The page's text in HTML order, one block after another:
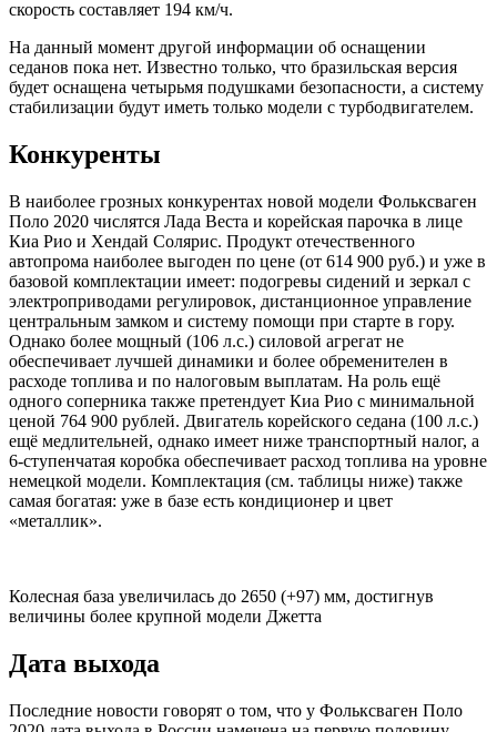
скорость составляет 194 км/ч.
На данный момент другой информации об оснащении
седанов пока нет. Известно только, что бразильская версия
будет оснащена четырьмя подушками безопасности, а систему
стабилизации будут иметь только модели с турбодвигателем.
Конкуренты
В наиболее грозных конкурентах новой модели Фольксваген
Поло 2020 числятся Лада Веста и корейская парочка в лице
Киа Рио и Хендай Солярис. Продукт отечественного
автопрома наиболее выгоден по цене (от 614 900 руб.) и уже в
базовой комплектации имеет: подогревы сидений и зеркал с
электроприводами регулировок, дистанционное управление
центральным замком и систему помощи при старте в гору.
Однако более мощный (106 л.с.) силовой агрегат не
обеспечивает лучшей динамики и более обременителен в
расходе топлива и по налоговым выплатам. На роль ещё
одного соперника также претендует Киа Рио с минимальной
ценой 764 900 рублей. Двигатель корейского седана (100 л.с.)
ещё медлительней, однако имеет ниже транспортный налог, а
6-ступенчатая коробка обеспечивает расход топлива на уровне
немецкой модели. Комплектация (см. таблицы ниже) также
самая богатая: уже в базе есть кондиционер и цвет
«металлик».
Колесная база увеличилась до 2650 (+97) мм, достигнув
величины более крупной модели Джетта
Дата выхода
Последние новости говорят о том, что у Фольксваген Поло